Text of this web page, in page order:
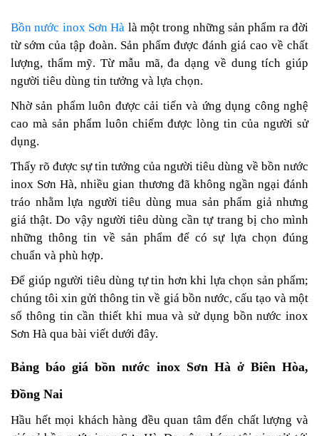
Bồn nước inox Sơn Hà là một trong những sản phẩm ra đời
từ sớm của tập đoàn. Sản phẩm được đánh giá cao về chất
lượng, thẩm mỹ. Từ mẫu mã, đa dạng về dung tích giúp
người tiêu dùng tin tưởng và lựa chọn.
Nhờ sản phẩm luôn được cải tiến và ứng dụng công nghệ
cao mà sản phẩm luôn chiếm được lòng tin của người sử
dụng.
Thấy rõ được sự tin tưởng của người tiêu dùng về bồn nước
inox Sơn Hà, nhiều gian thương đã không ngần ngại đánh
tráo nhằm lựa người tiêu dùng mua sản phẩm giả nhưng
giá thật.Do vậy người tiêu dùng cần tự trang bị cho mình
những thông tin về sản phẩm để có sự lựa chọn đúng
chuẩn và phù hợp.
Để giúp người tiêu dùng tự tin hơn khi lựa chọn sản phẩm;
chúng tôi xin gửi thông tin về giá bồn nước, cấu tạo và một
số thông tin cần thiết khi mua và sử dụng bồn nước inox
Sơn Hà qua bài viết dưới đây.
Bảng báo giá bồn nước inox Sơn Hà ở Biên Hòa,
Đồng Nai
Hầu hết mọi khách hàng đều quan tâm đến chất lượng và